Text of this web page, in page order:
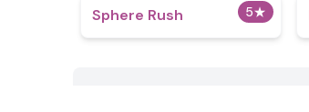
5★
Sphere Rush